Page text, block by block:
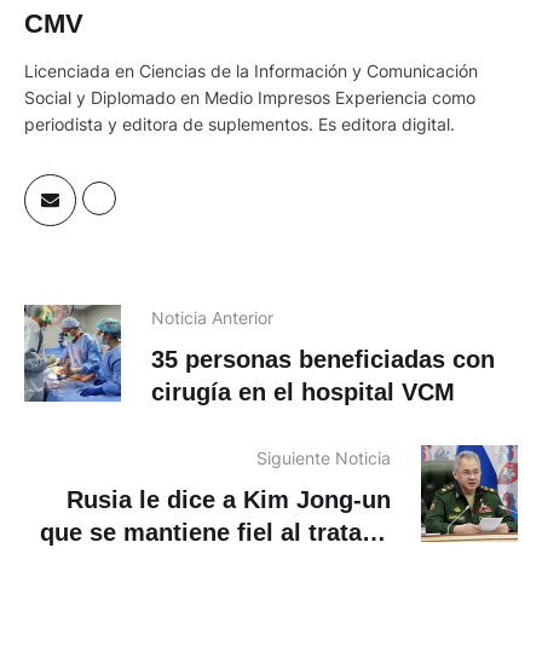
CMV
Licenciada en Ciencias de la Información y Comunicación
Social y Diplomado en Medio Impresos Experiencia como
periodista y editora de suplementos. Es editora digital.
Noticia Anterior
35 personas beneficiadas con
cirugía en el hospital VCM
Siguiente Noticia
Rusia le dice a Kim Jong-un
que se mantiene fiel al tratado